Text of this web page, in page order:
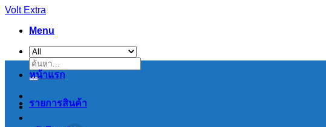
Skip
content
Volt Extra
Menu
ค้นหา:
หน้าแรก
รายการสินค้า